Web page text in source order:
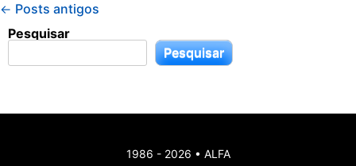
Navegação
de
posts
← Posts antigos
Pesquisar
Pesquisar
1986 - 2026 • ALFA